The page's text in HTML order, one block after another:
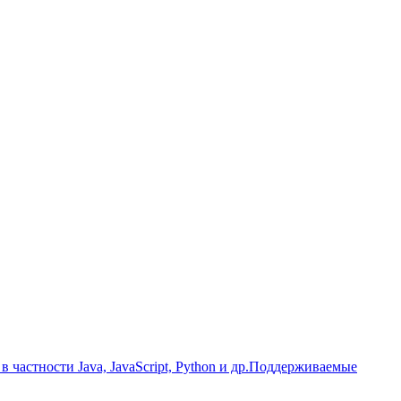
частности Java, JavaScript, Python и др.Поддерживаемые